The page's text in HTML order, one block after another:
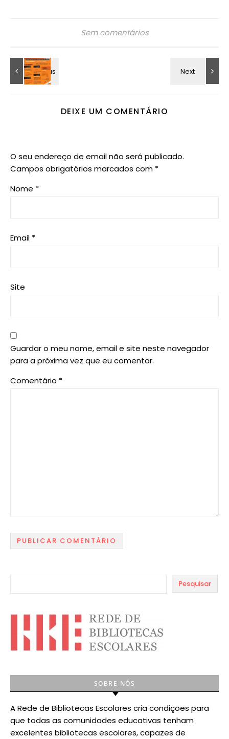
Sem comentários
DEIXE UM COMENTÁRIO
O seu endereço de email não será publicado.
Campos obrigatórios marcados com *
Nome *
Email *
Site
Guardar o meu nome, email e site neste navegador
para a próxima vez que eu comentar.
Comentário *
Pesquisar
SOBRE NÓS
A Rede de Bibliotecas Escolares cria condições para
que todas as comunidades educativas tenham
excelentes bibliotecas escolares, capazes de